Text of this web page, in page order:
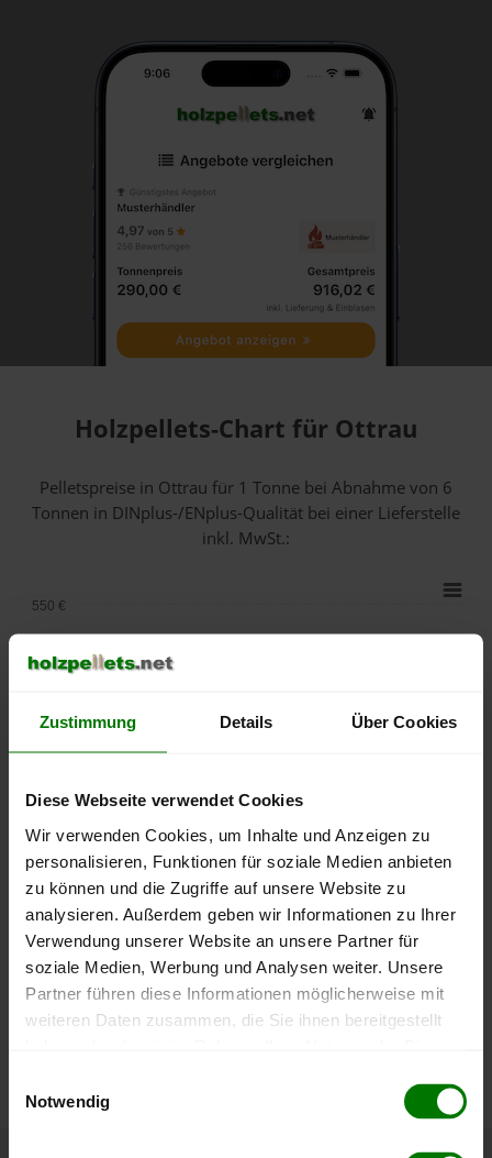
Zustimmung Details Über Cookies
Diese Webseite verwendet Cookies
Wir verwenden Cookies, um Inhalte und Anzeigen zu
personalisieren, Funktionen für soziale Medien anbieten
zu können und die Zugriffe auf unsere Website zu
analysieren. Außerdem geben wir Informationen zu Ihrer
Verwendung unserer Website an unsere Partner für
soziale Medien, Werbung und Analysen weiter. Unsere
Partner führen diese Informationen möglicherweise mit
weiteren Daten zusammen, die Sie ihnen bereitgestellt
Notwendig
Holzpellets-Chart für Ottrau
Pelletspreise in Ottrau für 1 Tonne bei Abnahmevon 6
Tonnen in DINplus-/ENplus-Qualität bei einer Lieferstelle
inkl. MwSt.:
lose Ware Sackware
September
2025
Januar
2026
Mai
2026
250 €
300 €
350 €
400 €
500 €
550 €
Die aktuelle Preisentwicklung für Holzpellets in Deutschland